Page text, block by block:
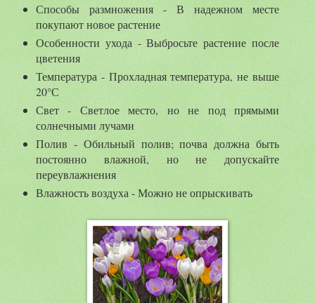
Способы размножения - В надежном месте
покупают новое растение
Особенности ухода - Выбросьте растение после
цветения
Температура - Прохладная температура, не выше
20°С
Свет - Светлое место, но не под прямыми
солнечными лучами
Полив - Обильный полив; почва должна быть
постоянно влажной, но не допускайте
переувлажнения
Влажность воздуха - Можно не опрыскивать